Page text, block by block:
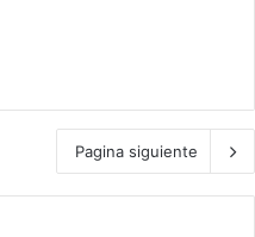
Pagina siguiente